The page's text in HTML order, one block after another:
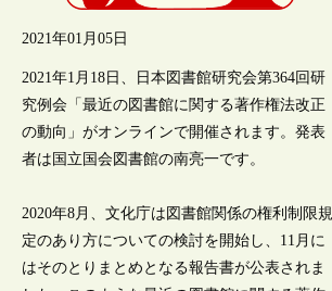
2021年01月05日
2021年1月18日、日本図書館研究会第364回研
究例会「最近の図書館に関する著作権法改正
の動向」がオンラインで開催されます。発表
者は国立国会図書館の南亮一です。
2020年8月、文化庁は図書館関係の権利制限規
定のあり方についての検討を開始し、11月に
はそのとりまとめとなる報告書が公表されま